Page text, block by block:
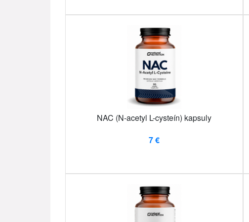
NAC (N-acetyl L-cysteín) kapsuly
7 €